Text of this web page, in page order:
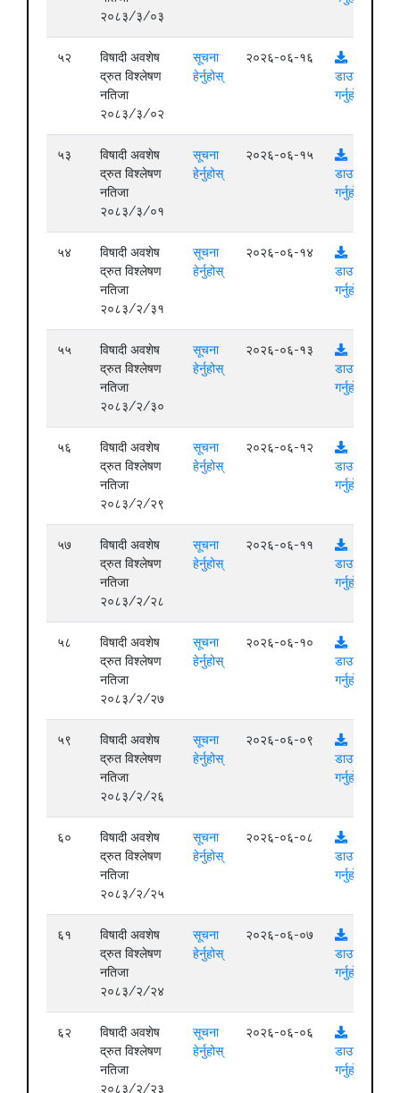
२०८३/३/०३
५२
विषादी अवशेष
द्रुत विश्लेषण
नतिजा
२०८३/३/०२
सूचना
हेर्नुहोस्
२०२६-०६-१६
डाउनलोड
गर्नुहोस्
५३
विषादी अवशेष
द्रुत विश्लेषण
नतिजा
२०८३/३/०१
सूचना
हेर्नुहोस्
२०२६-०६-१५
डाउनलोड
गर्नुहोस्
५४
विषादी अवशेष
द्रुत विश्लेषण
नतिजा
२०८३/२/३१
सूचना
हेर्नुहोस्
२०२६-०६-१४
डाउनलोड
गर्नुहोस्
५५
विषादी अवशेष
द्रुत विश्लेषण
नतिजा
२०८३/२/३०
सूचना
हेर्नुहोस्
२०२६-०६-१३
डाउनलोड
गर्नुहोस्
५६
विषादी अवशेष
द्रुत विश्लेषण
नतिजा
२०८३/२/२९
सूचना
हेर्नुहोस्
२०२६-०६-१२
डाउनलोड
गर्नुहोस्
५७
विषादी अवशेष
द्रुत विश्लेषण
नतिजा
२०८३/२/२८
सूचना
हेर्नुहोस्
२०२६-०६-११
डाउनलोड
गर्नुहोस्
५८
विषादी अवशेष
द्रुत विश्लेषण
नतिजा
२०८३/२/२७
सूचना
हेर्नुहोस्
२०२६-०६-१०
डाउनलोड
गर्नुहोस्
५९
विषादी अवशेष
द्रुत विश्लेषण
नतिजा
२०८३/२/२६
सूचना
हेर्नुहोस्
२०२६-०६-०९
डाउनलोड
गर्नुहोस्
६०
विषादी अवशेष
द्रुत विश्लेषण
नतिजा
२०८३/२/२५
सूचना
हेर्नुहोस्
२०२६-०६-०८
डाउनलोड
गर्नुहोस्
६१
विषादी अवशेष
द्रुत विश्लेषण
नतिजा
२०८३/२/२४
सूचना
हेर्नुहोस्
२०२६-०६-०७
डाउनलोड
गर्नुहोस्
६२
विषादी अवशेष
द्रुत विश्लेषण
नतिजा
२०८३/२/२३
सूचना
हेर्नुहोस्
२०२६-०६-०६
डाउनलोड
गर्नुहोस्